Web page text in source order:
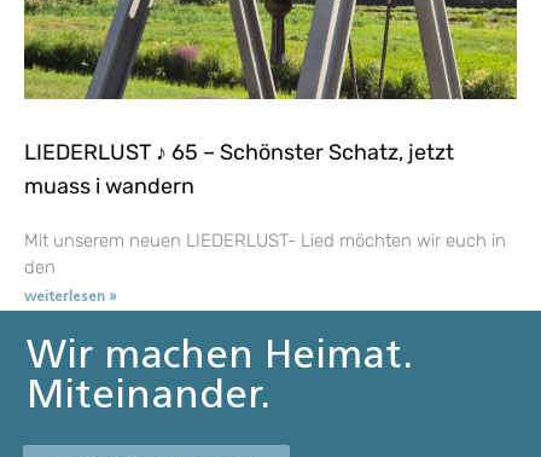
LIEDERLUST ♪ 65 – Schönster Schatz, jetzt
muass i wandern
Mit unserem neuen LIEDERLUST- Lied möchten wir euch in
den
weiterlesen »
Wir machen Heimat.
Miteinander.